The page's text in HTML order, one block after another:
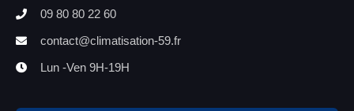
09 80 80 22 60
contact@climatisation-59.fr
Lun -Ven 9H-19H